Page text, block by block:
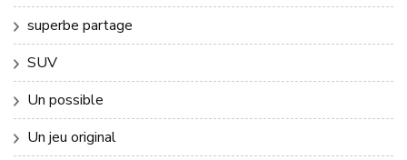
superbe partage
SUV
Un possible
Un jeu original